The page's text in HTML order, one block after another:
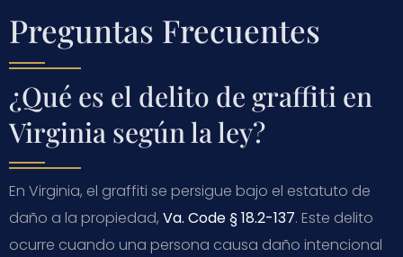
Preguntas Frecuentes
¿Qué es el delito de graffiti en
Virginia según la ley?
En Virginia, el graffiti se persigue bajo el estatuto de
daño a la propiedad, Va. Code § 18.2-137. Este delito
ocurre cuando una persona causa daño intencional